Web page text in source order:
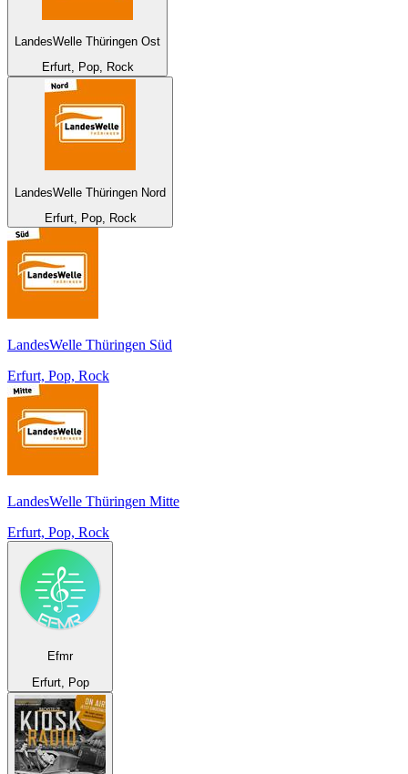
LandesWelle Thüringen Ost
Erfurt, Pop, Rock
LandesWelle Thüringen Nord
Erfurt, Pop, Rock
LandesWelle Thüringen Süd
Erfurt, Pop, Rock
LandesWelle Thüringen Mitte
Erfurt, Pop, Rock
Efmr
Erfurt, Pop